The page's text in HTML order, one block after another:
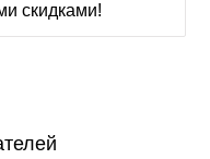
скидками!